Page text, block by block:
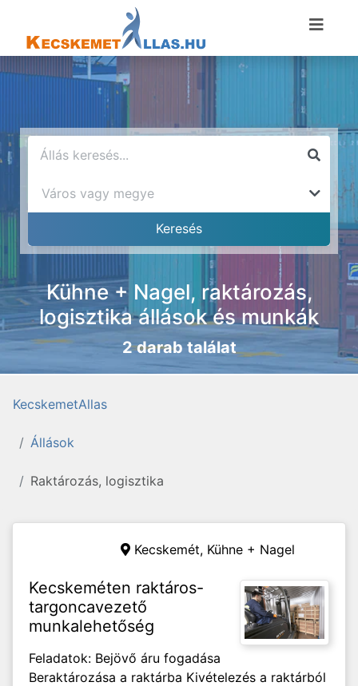
Kühne + Nagel, raktározás,
logisztika állások és munkák
2 darab találat
KecskemetAllas
Állások
Raktározás, logisztika
Kecskemét, Kühne + Nagel
Kecskeméten raktáros-
targoncavezető
munkalehetőség
Feladatok: Bejövő áru fogadása
Beraktározása a raktárba Kivételezés a raktárból